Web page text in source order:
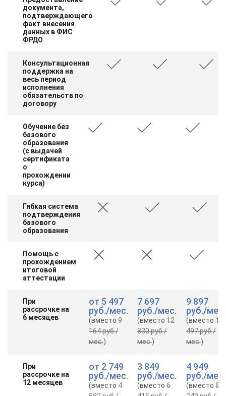
документа,
подтверждающего
факт внесения
данных в ФИС
ФРДО
Консультационная
поддержка на
весь период
исполнения
обязательств по
договору
Обучение без
базового
образования
(с выдачей
сертификата
о
прохождении
курса)
Гибкая система
подтверждения
базового
образования
Помощь с
прохождением
итоговой
аттестации
При
рассрочке на
6 месяцев
от 5 497
руб./мес.
(вместо9
164 руб./
мес.)
7 697
руб./мес.
(вместо12
830 руб./
мес.)
9 897
руб./мес.
(вместо16
497 руб./
мес.)
При
рассрочке на
12 месяцев
от 2 749
руб./мес.
(вместо4
3 849
руб./мес.
(вместо6
4 949
руб./мес.
(вместо8